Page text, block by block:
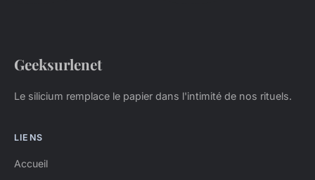
Geeksurlenet
Le silicium remplace le papier dans l'intimité de nos rituels.
LIENS
Accueil